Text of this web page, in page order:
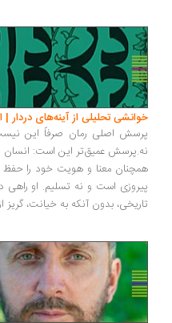
تحلیلی از آینه‌های دردار | اسحاق
اصلی رمان صرفاً این نیست که
عمیق‌تر این است: انسان پس از
معنا و هویت خود را حفظ کند؟...
است و نه تسلیم. او راهی دیگر
بدون آنکه به خیانت، گریز از